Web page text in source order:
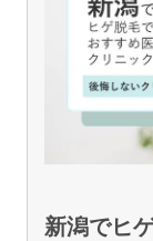
新潟でヒ